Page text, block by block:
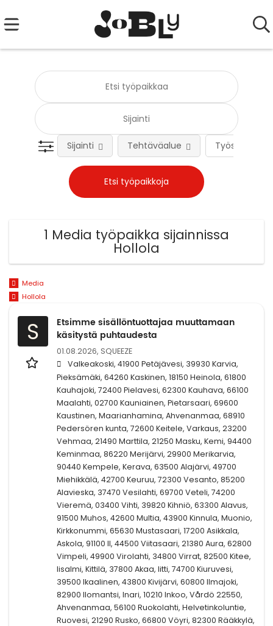
Työsuhteen
Sijainti Tehtäväalue
1 Media työpaikka sijainnissa
Hollola
Media
Hollola
S
Etsimme sisällöntuottajaa muuttamaan
käsitystä puhtaudesta
01.08.2026, SQUEEZE
Valkeakoski, 41900 Petäjävesi, 39930 Karvia,
Pieksämäki, 64260 Kaskinen, 18150 Heinola, 61800
Kauhajoki, 72400 Pielavesi, 62300 Kauhava, 66100
Maalahti, 02700 Kauniainen, Pietarsaari, 69600
Kaustinen, Maarianhamina, Ahvenanmaa, 68910
Pedersören kunta, 72600 Keitele, Varkaus, 23200
Vehmaa, 21490 Marttila, 21250 Masku, Kemi, 94400
Keminmaa, 86220 Merijärvi, 29900 Merikarvia,
90440 Kempele, Kerava, 63500 Alajärvi, 49700
Miehikkälä, 42700 Keuruu, 72300 Vesanto, 85200
Alavieska, 37470 Vesilahti, 69700 Veteli, 74200
Vieremä, 03400 Vihti, 39820 Kihniö, 63300 Alavus,
91500 Muhos, 42600 Multia, 43900 Kinnula, Muonio,
Kirkkonummi, 65630 Mustasaari, 17200 Asikkala,
Askola, 91100 II, 44500 Viitasaari, 21380 Aura, 62800
Vimpeli, 49900 Virolahti, 34800 Virrat, 82500 Kitee,
Iisalmi, Kittilä, 37800 Akaa, Iitti, 74700 Kiuruvesi,
39500 Ikaalinen, 43800 Kivijärvi, 60800 Ilmajoki,
82900 Ilomantsi, Inari, 10210 Inkoo, Vårdö 22550,
Ahvenanmaa, 56100 Ruokolahti, Helvetinkoluntie,
Ruovesi, 21290 Rusko, 66800 Vöyri, 82300 Rääkkylä,